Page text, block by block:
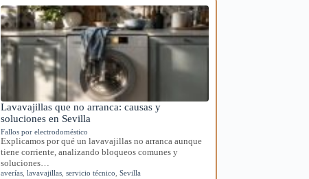
Lavavajillas que no arranca: causas y
soluciones en Sevilla
Fallos por electrodoméstico
Explicamos por qué un lavavajillas no arranca aunque
tiene corriente, analizando bloqueos comunes y
soluciones…
averías ,lavavajillas ,servicio técnico ,Sevilla